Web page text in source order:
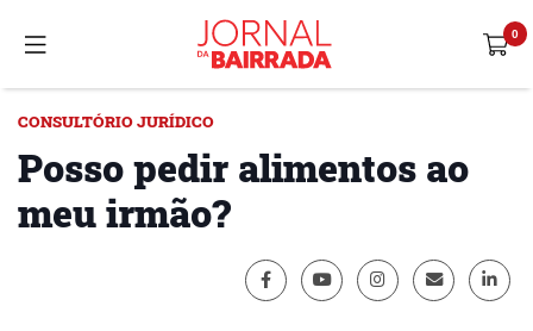
CONSULTÓRIO JURÍDICO
Posso pedir alimentos ao
meu irmão?